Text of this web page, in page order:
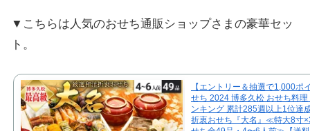
▼こちらは人気のおせち通販ショップさまの豪華セッ
ト。
【エントリー＆抽選で1,000ポ
せち 2024 博多久松 おせち料理
ンキング 累計285週以上1位達
折衷おせち『大名』≪特大8寸